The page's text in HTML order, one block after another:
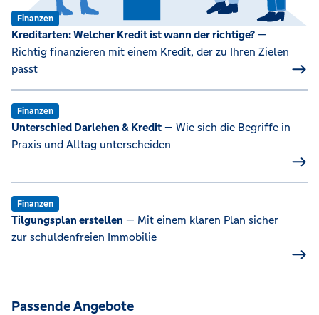
Finanzen
Kreditarten: Welcher Kredit ist wann der richtige? —
Richtig finanzieren mit einem Kredit, der zu Ihren Zielen
passt
Finanzen
Unterschied Darlehen & Kredit — Wie sich die Begriffe in
Praxis und Alltag unterscheiden
Finanzen
Tilgungsplan erstellen — Mit einem klaren Plan sicher
zur schuldenfreien Immobilie
Passende Angebote